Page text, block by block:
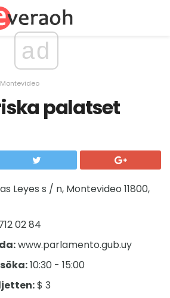
ad
Montevideo
palatset
Leyes s / n, Montevideo 11800,
02 84
www.parlamento.gub.uy
10:30 - 15:00
$ 3